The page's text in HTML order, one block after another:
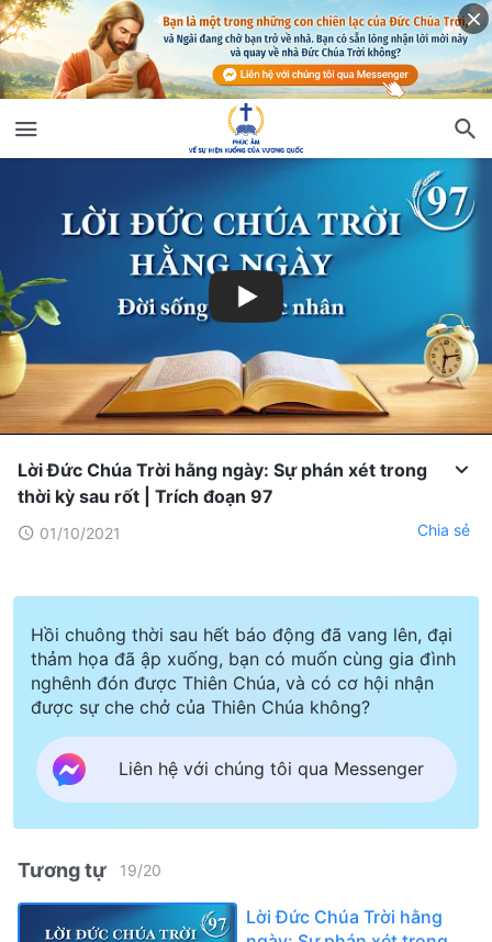
Lời Đức Chúa Trời hằng ngày: Sự phán xét trong
thời kỳ sau rốt | Trích đoạn 97
01/10/2021 Chia sẻ
Hồi chuông thời sau hết báo động đã vang lên, đại
thảm họa đã ập xuống, bạn có muốn cùng gia đình
nghênh đón được Thiên Chúa, và có cơ hội nhận
được sự che chở của Thiên Chúa không?
Liên hệ với chúng tôi qua Messenger
Tương tự 19/20
Lời Đức Chúa Trời hằng